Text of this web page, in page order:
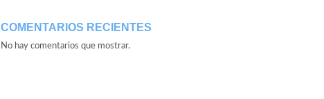
COMENTARIOS RECIENTES
No hay comentarios que mostrar.